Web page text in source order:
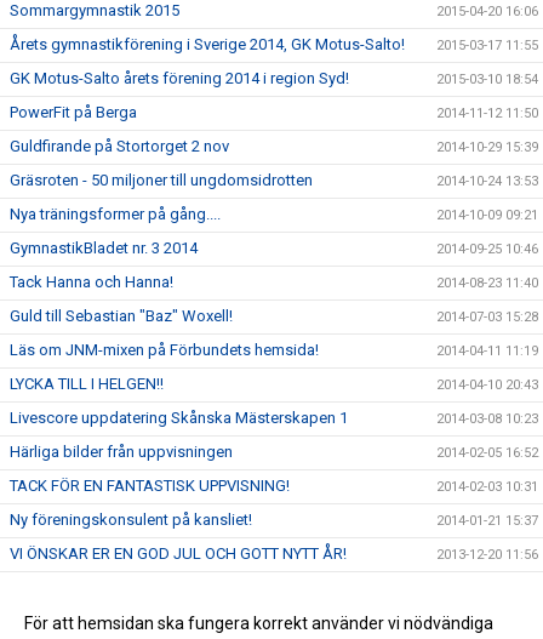
Sommargymnastik 2015 2015-04-20 16:06
Årets gymnastikförening i Sverige 2014, GK Motus-Salto! 2015-03-17 11:55
GK Motus-Salto årets förening 2014 i region Syd! 2015-03-10 18:54
PowerFit på Berga 2014-11-12 11:50
Guldfirande på Stortorget 2 nov 2014-10-29 15:39
Gräsroten - 50 miljoner till ungdomsidrotten 2014-10-24 13:53
Nya träningsformer på gång.... 2014-10-09 09:21
GymnastikBladet nr. 3 2014 2014-09-25 10:46
Tack Hanna och Hanna! 2014-08-23 11:40
Guld till Sebastian "Baz" Woxell! 2014-07-03 15:28
Läs om JNM-mixen på Förbundets hemsida! 2014-04-11 11:19
LYCKA TILL I HELGEN!! 2014-04-10 20:43
Livescore uppdatering Skånska Mästerskapen 1 2014-03-08 10:23
Härliga bilder från uppvisningen 2014-02-05 16:52
TACK FÖR EN FANTASTISK UPPVISNING! 2014-02-03 10:31
Ny föreningskonsulent på kansliet! 2014-01-21 15:37
VI ÖNSKAR ER EN GOD JUL OCH GOTT NYTT ÅR! 2013-12-20 11:56
Ny landslagstränare för mixed - vår Ola! 2013-10-29 15:13
För att hemsidan ska fungera korrekt använder vi nödvändiga